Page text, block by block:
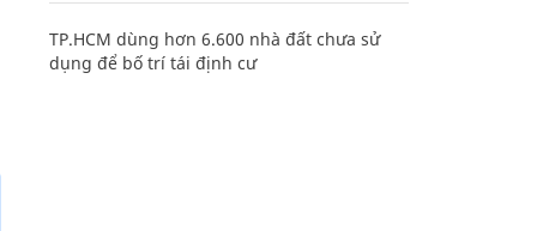
TP.HCM dùng hơn 6.600 nhà đất chưa sử
dụng để bố trí tái định cư